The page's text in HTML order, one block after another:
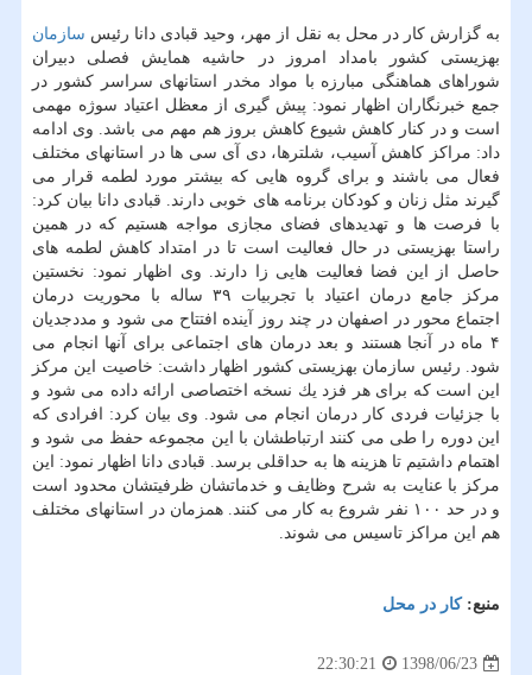
به گزارش كار در محل به نقل از مهر، وحید قبادی دانا رئیس سازمان
بهزیستی كشور بامداد امروز در حاشیه همایش فصلی دبیران
شوراهای هماهنگی مبارزه با مواد مخدر استانهای سراسر كشور در
جمع خبرنگاران اظهار نمود: پیش گیری از معظل اعتیاد سوژه مهمی
است و در كنار كاهش شیوع كاهش بروز هم مهم می باشد. وی ادامه
داد: مراكز كاهش آسیب، شلترها، دی آی سی ها در استانهای مختلف
فعال می باشند و برای گروه هایی كه بیشتر مورد لطمه قرار می
گیرند مثل زنان و كودكان برنامه های خوبی دارند. قبادی دانا بیان كرد:
با فرصت ها و تهدیدهای فضای مجازی مواجه هستیم كه در همین
راستا بهزیستی در حال فعالیت است تا در امتداد كاهش لطمه های
حاصل از این فضا فعالیت هایی زا دارند. وی اظهار نمود: نخستین
مركز جامع درمان اعتیاد با تجربیات ۳۹ ساله با محوریت درمان
اجتماع محور در اصفهان در چند روز آینده افتتاح می شود و مددجدیان
۴ ماه در آنجا هستند و بعد درمان های اجتماعی برای آنها انجام می
شود. رئیس سازمان بهزیستی كشور اظهار داشت: خاصیت این مركز
این است كه برای هر فزد یك نسخه اختصاصی ارائه داده می شود و
با جزئیات فردی كار درمان انجام می شود. وی بیان كرد: افرادی كه
این دوره را طی می كنند ارتباطشان با این مجموعه حفظ می شود و
اهتمام داشتیم تا هزینه ها به حداقلی برسد. قبادی دانا اظهار نمود: این
مركز با عنایت به شرح وظایف و خدماتشان ظرفیتشان محدود است
و در حد ۱۰۰ نفر شروع به كار می كنند. همزمان در استانهای مختلف
هم این مراكز تاسیس می شوند.
منبع:كار در محل
1398/06/23
22:30:21